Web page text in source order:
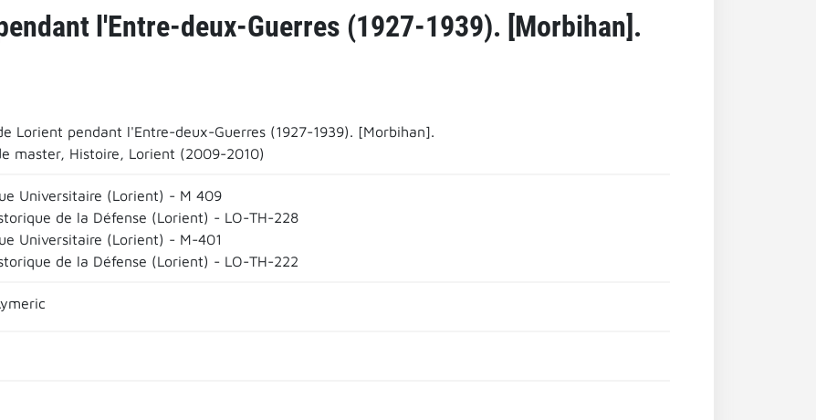
l'Entre-deux-Guerres (1927-1939). [Morbihan].
Lorient pendant l'Entre-deux-Guerres (1927-1939). [Morbihan].
master, Histoire, Lorient (2009-2010)
Universitaire (Lorient) - M 409
de la Défense (Lorient) - LO-TH-228
Universitaire (Lorient) - M-401
de la Défense (Lorient) - LO-TH-222